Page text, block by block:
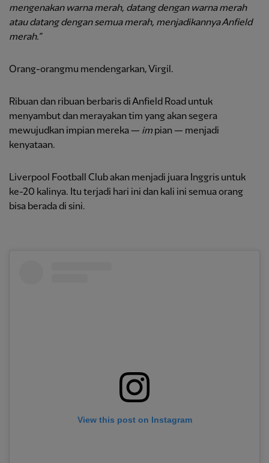
mengenakan warna merah, datang dengan warna merah
atau datang dengan semua merah, menjadikannya Anfield
merah.”
Orang-orangmu mendengarkan, Virgil.
Ribuan dan ribuan berbaris di Anfield Road untuk
menyambut dan merayakan tim yang akan segera
mewujudkan impian mereka — im pian — menjadi
kenyataan.
Liverpool Football Club akan menjadi juara Inggris untuk
ke-20 kalinya. Itu terjadi hari ini dan kali ini semua orang
bisa berada di sini.
View this post on Instagram